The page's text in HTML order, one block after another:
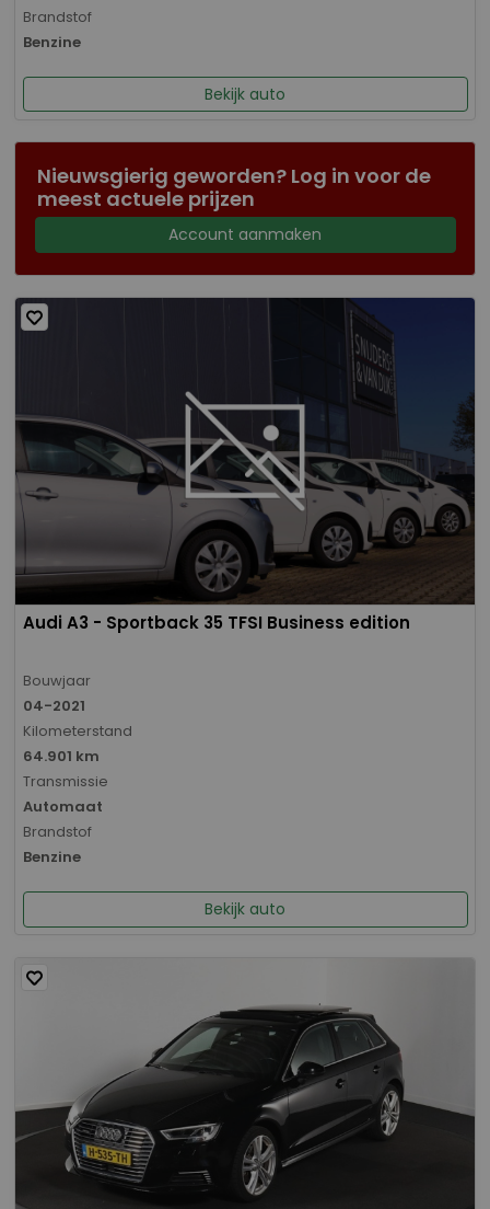
Brandstof
Benzine
Bekijk auto
Nieuwsgierig geworden? Log in voor de
meest actuele prijzen
Account aanmaken
Audi A3 - Sportback 35 TFSI Business edition
Bouwjaar
04-2021
Kilometerstand
64.901 km
Transmissie
Automaat
Brandstof
Benzine
Bekijk auto